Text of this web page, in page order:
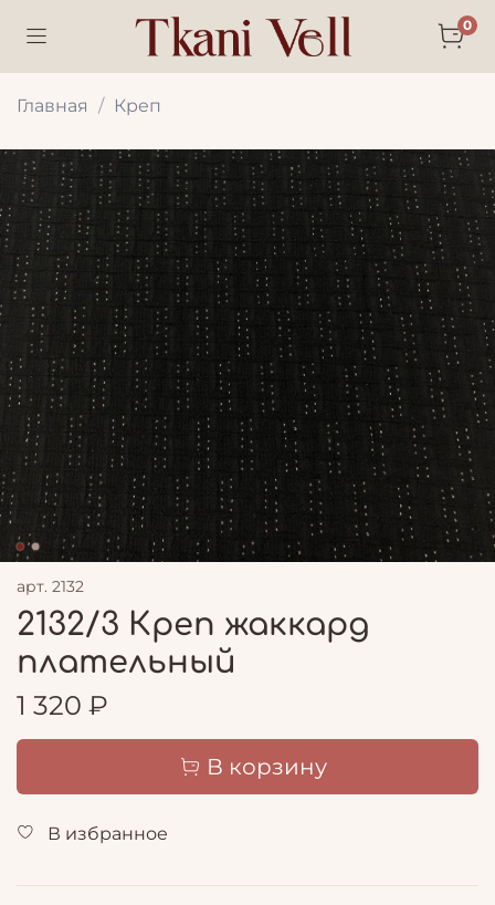
0
Главная Креп
арт. 2132
2132/3 Креп жаккард
плательный
1 320 ₽
В корзину
В избранное